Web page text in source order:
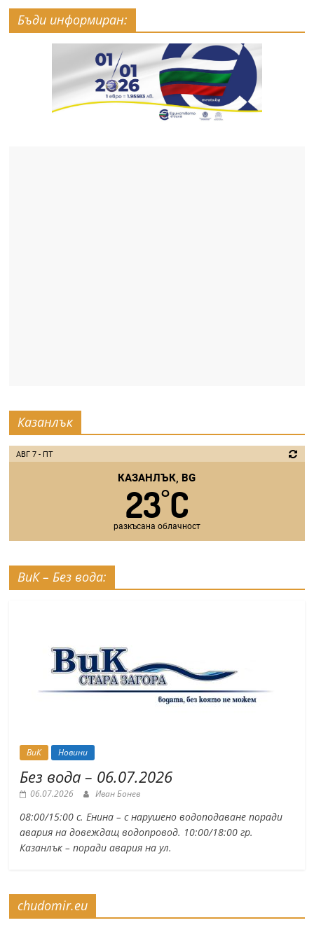
Бъди информиран:
Казанлък
АВГ 7 - ПТ
КАЗАНЛЪК, BG
23°C
разкъсана облачност
ВиК – Без вода:
ВиК Новини
Без вода – 06.07.2026
06.07.2026 Иван Бонев
08:00/15:00 с. Енина – с нарушено водоподаване поради
авария на довеждащ водопровод. 10:00/18:00 гр.
Казанлък – поради авария на ул.
chudomir.eu